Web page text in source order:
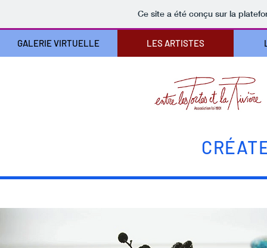
Ce site a été conçu sur la
GALERIE VIRTUELLE LES ARTISTES
CRÉ